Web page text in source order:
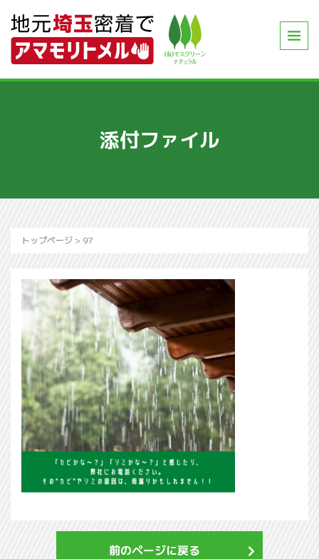
添付ファイル
トップページ > 97
前のページに戻る